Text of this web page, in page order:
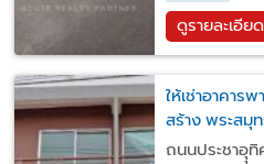
ดูรายละเอีย
ให้เช่าอาคา
สร้าง พระสมุ
ถนนประชาอุุ